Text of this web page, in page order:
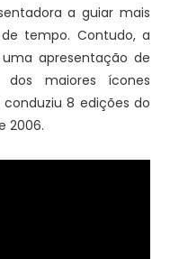
a guiar mais
tempo. Contudo, a
apresentação de
dos maiores ícones
8 edições do
2006.